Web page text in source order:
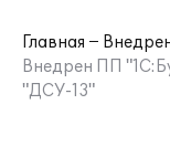
Главная
Внедрен ПП
"ДСУ-13"